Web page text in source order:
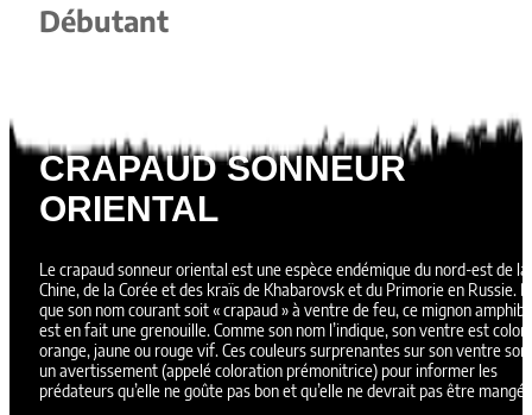
Débutant
CRAPAUD SONNEUR
ORIENTAL
Le crapaud sonneur oriental est une espèce endémique du nord-est de la
Chine, de la Corée et des kraïs de Khabarovsk et du Primorie en Russie.
que son nom courant soit « crapaud » à ventre de feu, ce mignon
est en fait une grenouille. Comme son nom l’indique, son ventre est
orange, jaune ou rouge vif. Ces couleurs surprenantes sur son ventre
un avertissement (appelé coloration prémonitrice) pour informer les
prédateurs qu’elle ne goûte pas bon et qu’elle ne devrait pas être